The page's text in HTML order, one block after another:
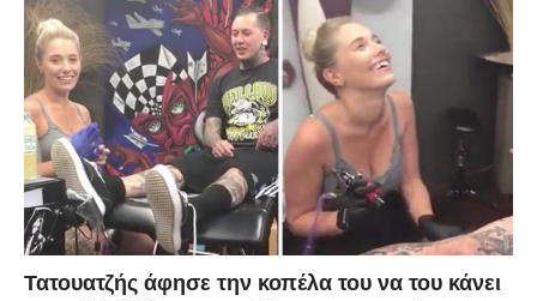
Τατουατζής άφησε την κοπέλα του να του κάνει